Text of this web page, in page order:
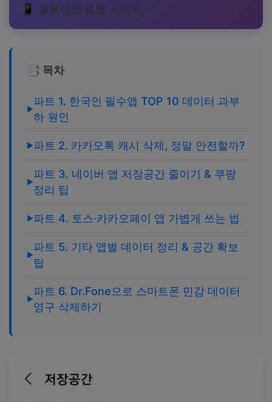
📱 실용적인 앱별 가이드
📑 목차
파트 1. 한국인 필수앱 TOP 10 데이터 과부
하 원인
파트 2. 카카오톡 캐시 삭제, 정말 안전할까?
파트 3. 네이버 앱 저장공간 줄이기 & 쿠팡
정리 팁
파트 4. 토스·카카오페이 앱 가볍게 쓰는 법
파트 5. 기타 앱별 데이터 정리 & 공간 확보
팁
파트 6. Dr.Fone으로 스마트폰 민감 데이터
영구 삭제하기